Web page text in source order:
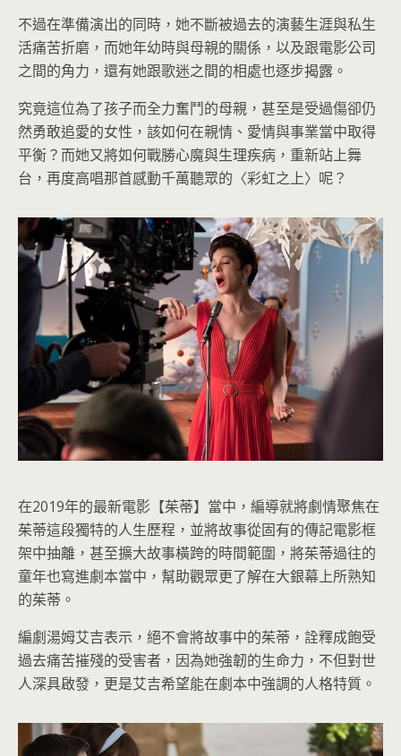
不過在準備演出的同時，她不斷被過去的演藝生涯與私生
活痛苦折磨，而她年幼時與母親的關係，以及跟電影公司
之間的角力，還有她跟歌迷之間的相處也逐步揭露。
究竟這位為了孩子而全力奮鬥的母親，甚至是受過傷卻仍
然勇敢追愛的女性，該如何在親情、愛情與事業當中取得
平衡？而她又將如何戰勝心魔與生理疾病，重新站上舞
台，再度高唱那首感動千萬聽眾的〈彩虹之上〉呢？
在2019年的最新電影【茱蒂】當中，編導就將劇情聚焦在
茱蒂這段獨特的人生歷程，並將故事從固有的傳記電影框
架中抽離，甚至擴大故事橫跨的時間範圍，將茱蒂過往的
童年也寫進劇本當中，幫助觀眾更了解在大銀幕上所熟知
的茱蒂。
編劇湯姆艾吉表示，絕不會將故事中的茱蒂，詮釋成飽受
過去痛苦摧殘的受害者，因為她強韌的生命力，不但對世
人深具啟發，更是艾吉希望能在劇本中強調的人格特質。